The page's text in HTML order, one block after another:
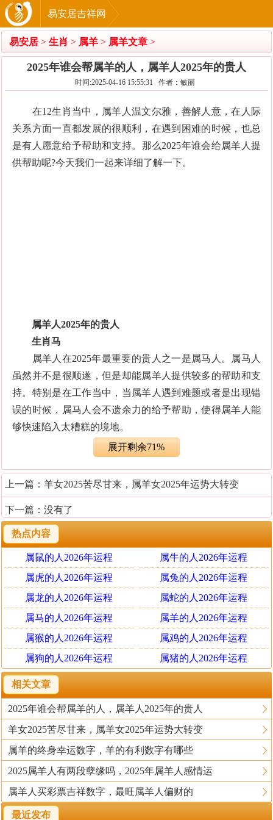
易安居吉祥网
易安居 > 生肖 > 属羊 > 属羊文章 >
2025年谁会帮属羊的人，属羊人2025年的贵人
时间:2025-04-16 15:55:31 作者：敏丽
在12生肖当中，属羊人温文尔雅，善解人意，在人际
关系方面一直都发展的很顺利，在遇到困难的时候，也总
是有人愿意给予帮助和支持。那么2025年谁会给属羊人提
供帮助呢?今天我们一起来详细了解一下。
属羊人2025年的贵人
生肖马
属羊人在2025年最重要的贵人之一是属马人。属马人
虽然并不是很顺遂，但是却能属羊人提供较多的帮助和支
持。特别是在工作当中，当属羊人遇到难题或者是出现错
误的时候，属马人会不遗余力的给予帮助，使得属羊人能
够快速陷入太糟糕的境地。
清晰的认知，知道该往哪个方向努力前进。所以属羊人在
2025年要多接触身边的属马人，当然对于对方所提供的帮
助，也要尽可能的给予回报，不能一味的享受对方的付
出。否则一旦天秤失衡，往往会影响到彼此间的情谊。
生肖猪
属猪人在2025年给属羊人提供的帮助也是非常多的。
对方的出现主要能够带动财运的增涨，帮助属羊人在经济
方面利益最大化。属猪人表面上看起来很佛系，其实大智
若愚，是非常有智慧和想法的一类人。属猪人的财运一直
都非常不错，而在2025年，他们会将自己的好运传递给属
羊人;
比如帮助属羊人获得一些比较好的赚钱和投资项目。
在属猪人的有力支持之下，属羊人的财运会迎来很大的突
破和进步。特别是原本经济拮据，收入情况不是很好的朋
友，将有机会改变现状，不用再遭受被贫穷支配的恐惧。
属羊人2025年需要远离谁
生肖牛
展开剩余71%
上一篇： 羊女2025苦尽甘来，属羊女2025年运势大转变
下一篇：没有了
热点内容
属鼠的人2026年运程
属牛的人2026年运程
属虎的人2026年运程
属兔的人2026年运程
属龙的人2026年运程
属蛇的人2026年运程
属马的人2026年运程
属羊的人2026年运程
属猴的人2026年运程
属鸡的人2026年运程
属狗的人2026年运程
属猪的人2026年运程
相关文章
2025年谁会帮属羊的人，属羊人2025年的贵人
羊女2025苦尽甘来，属羊女2025年运势大转变
属羊的终身幸运数字，羊的有利数字有哪些
2025属羊人有两段孽缘吗，2025年属羊人感情运
属羊人买彩票吉祥数字，最旺属羊人偏财的
最近发布